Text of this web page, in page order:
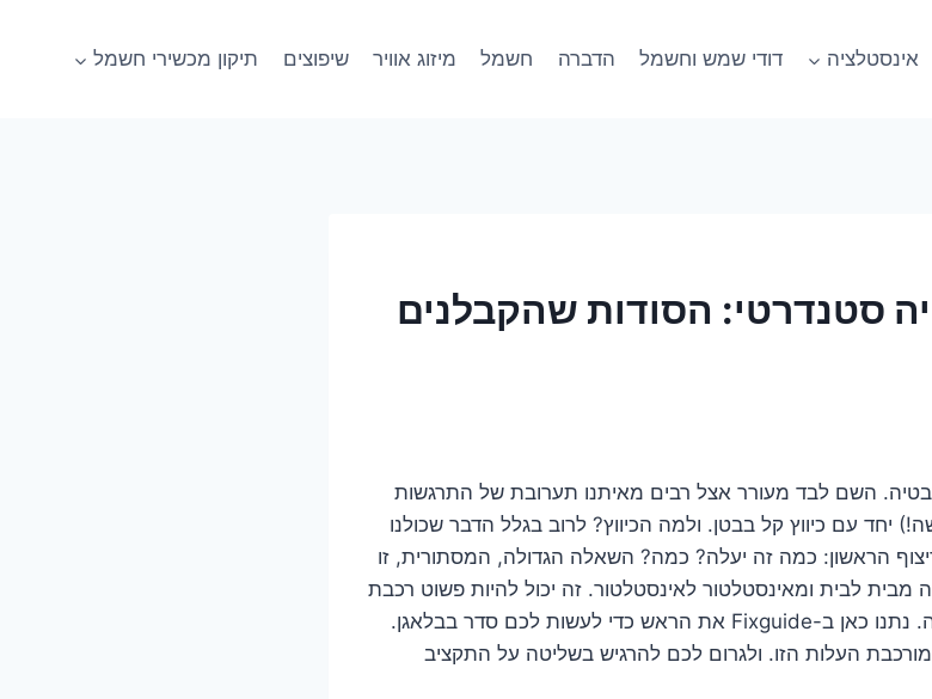
אינסטלציה דודי שמש וחשמל הדברה חשמל מיזוג אוויר שיפוצים תיקון מכשירי חשמל
סטנדרטי: הסודות שהקבלנים
השם לבד מעורר אצל רבים מאיתנו תערובת של התרגשות
עם כיווץ קל בבטן. ולמה הכיווץ? לרוב בגלל הדבר שכולנו
הראשון: כמה זה יעלה? כמה? השאלה הגדולה, המסתורית, זו
לבית ומאינסטלטור לאינסטלטור. זה יכול להיות פשוט רכבת
הרים של מחירים, נכון? אבל אל דאגה. נתנו כאן ב-Fixguide את הראש כדי לעשות לכם סדר בבלאגן.
העלות הזו. ולגרום לכם להרגיש בשליטה על התקציב